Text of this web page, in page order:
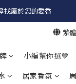
找屬於您的愛香
繁
小編幫你選💙
居家香氛